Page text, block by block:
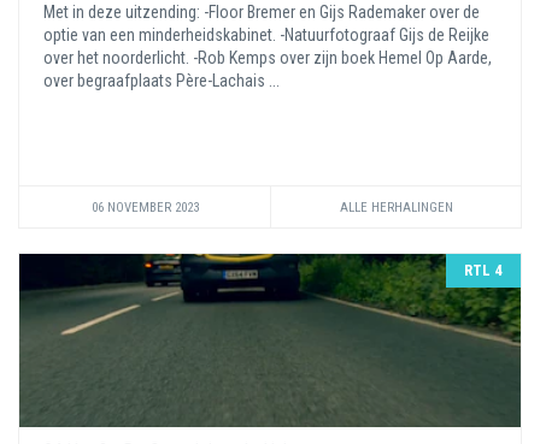
Met in deze uitzending: -Floor Bremer en Gijs Rademaker over de
optie van een minderheidskabinet. -Natuurfotograaf Gijs de Reijke
over het noorderlicht. -Rob Kemps over zijn boek Hemel Op Aarde,
over begraafplaats Père-Lachais ...
06 NOVEMBER 2023 ALLE HERHALINGEN
RTL 4